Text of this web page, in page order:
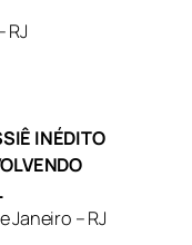
RJ
INÉDITO
Janeiro – RJ